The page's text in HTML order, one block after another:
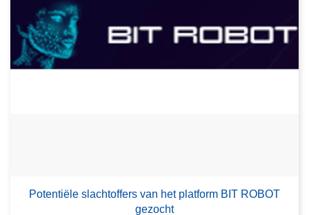
Potentiële slachtoffers van het platform BIT ROBOT
gezocht